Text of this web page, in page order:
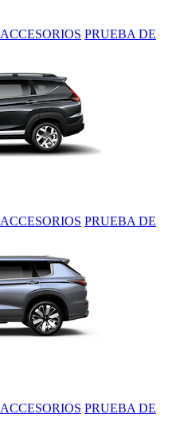
ACCESORIOS PRUEBA DE
ACCESORIOS PRUEBA DE
ACCESORIOS PRUEBA DE